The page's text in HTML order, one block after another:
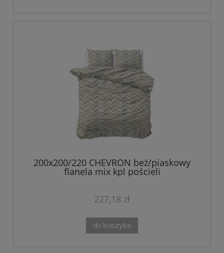
200x200/220 CHEVRON beż/piaskowy
flanela mix kpl pościeli
227,18 zł
do koszyka